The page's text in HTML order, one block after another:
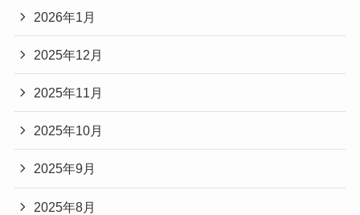
2026年1月
2025年12月
2025年11月
2025年10月
2025年9月
2025年8月